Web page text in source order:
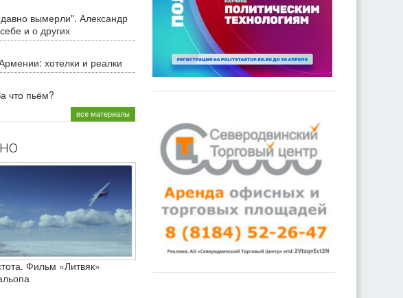
вымерли". Александр
и о других
хотелки и реалки
что пьём?
все материалы
Фильм «Литвяк»